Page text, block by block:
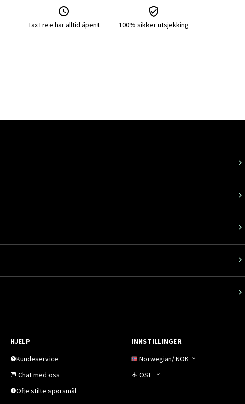
Tax Free har alltid åpent 100% sikker utsjekking
HJELP
Kundeservice
Chat med oss
Ofte stilte spørsmål
INNSTILLINGER
Norwegian/NOK
OSL